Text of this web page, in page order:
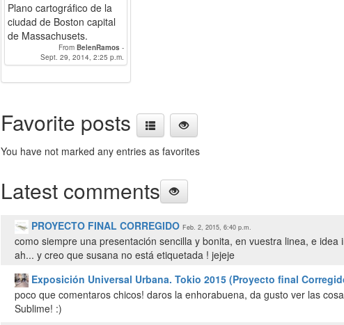
Plano cartográfico de la
ciudad de Boston capital
de Massachusets.
From BelenRamos -
carmenguequi
Sept. 29, 2014, 2:25 p.m.
Favorite posts
You have not marked any entries as favorites
Latest comments
PROYECTO FINAL CORREGIDO Feb. 2, 2015, 6:40 p.m.
como siempre una presentación sencilla y bonita, en vuestra linea, e
ah... y creo que susana no está etiquetada ! jejeje
Exposición Universal Urbana. Tokio 2015 (Proyecto final
poco que comentaros chicos! daros la enhorabuena, da gusto ver las
Sublime! :)